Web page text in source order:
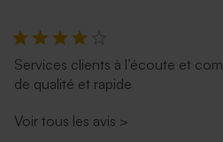
Services clients à l’écoute et
de qualité et rapide
Voir tous les avis >